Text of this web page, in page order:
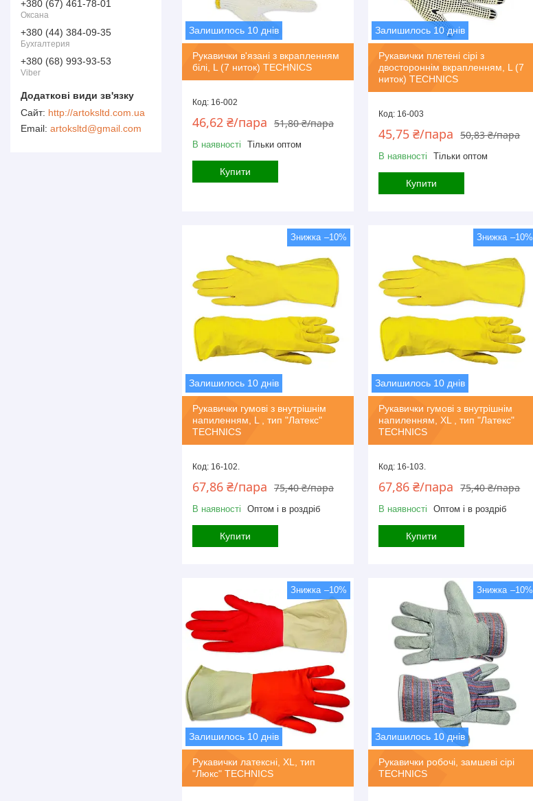
Залишилось 10 днів
Рукавички в'язані з вкрапленням
білі, L (7 ниток) TECHNICS
16-002
51,80 ₴/пара
46,62 ₴/пара
В наявності Тільки оптом
Купити
Залишилось 10 днів
Рукавички плетені сірі з
двостороннім вкрапленням, L (7
ниток) TECHNICS
16-003
50,83 ₴/пара
45,75 ₴/пара
В наявності Тільки оптом
Купити
–10%
Залишилось 10 днів
Рукавички гумові з внутрішнім
напиленням, L , тип "Латекс"
TECHNICS
16-102.
75,40 ₴/пара
67,86 ₴/пара
В наявності Оптом і в роздріб
Купити
–10%
Залишилось 10 днів
Рукавички гумові з внутрішнім
напиленням, ХL , тип "Латекс"
TECHNICS
16-103.
75,40 ₴/пара
67,86 ₴/пара
В наявності Оптом і в роздріб
Купити
–10%
Залишилось 10 днів
Рукавички латексні, XL, тип
"Люкс" TECHNICS
–10%
Залишилось 10 днів
Рукавички робочі, замшеві сірі
TECHNICS
+380 (67) 461-78-01
Оксана
+380 (44) 384-09-35
Бухгалтерия
+380 (68) 993-93-53
Viber
http://artoksltd.com.ua
artoksltd@gmail.com